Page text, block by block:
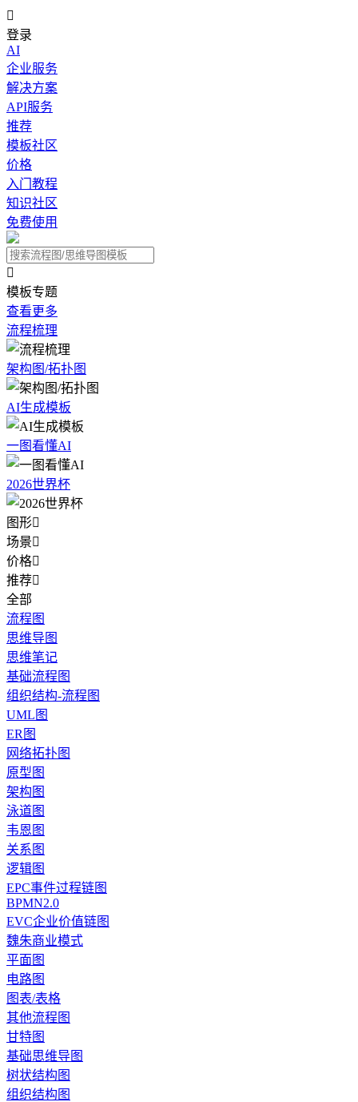

登录
AI
企业服务
解决方案
API服务
推荐
模板社区
价格
入门教程
知识社区
免费使用

模板专题
查看更多
流程梳理
架构图/拓扑图
AI生成模板
一图看懂AI
2026世界杯
图形
场景
价格
推荐
全部
流程图
思维导图
思维笔记
基础流程图
组织结构-流程图
UML图
ER图
网络拓扑图
原型图
架构图
泳道图
韦恩图
关系图
逻辑图
EPC事件过程链图
BPMN2.0
EVC企业价值链图
魏朱商业模式
平面图
电路图
图表/表格
其他流程图
甘特图
基础思维导图
树状结构图
组织结构图